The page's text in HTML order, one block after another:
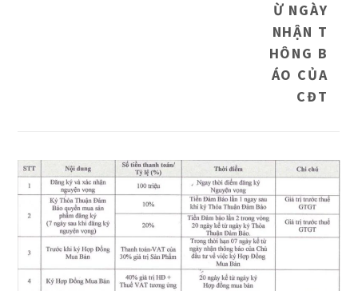
Ừ NGÀY
NHẬN T
HÔNG B
ÁO CỦA
CĐT